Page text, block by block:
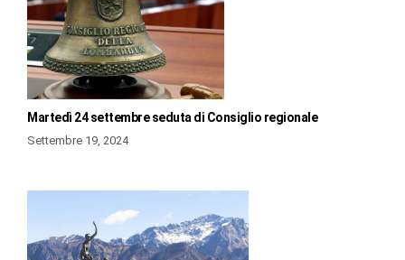
Martedì 24 settembre seduta di Consiglio regionale
Settembre 19, 2024